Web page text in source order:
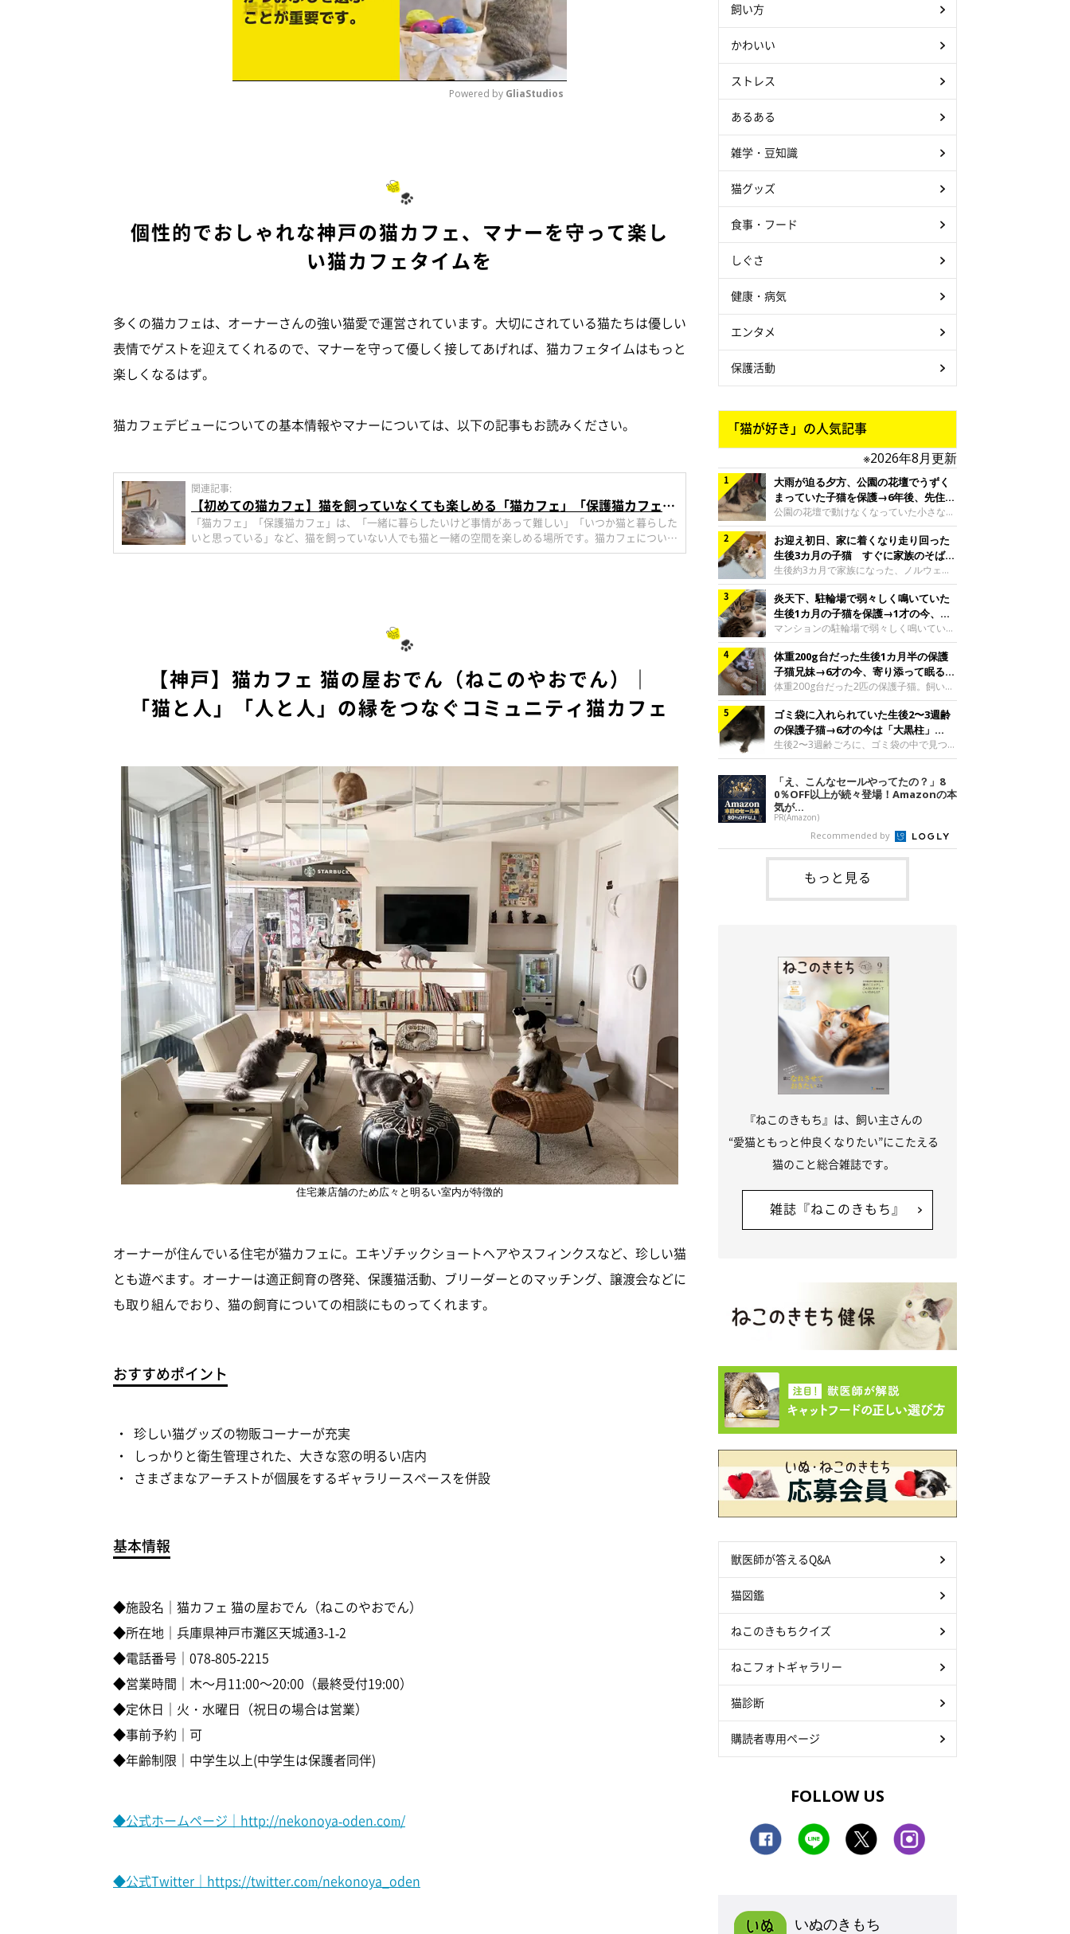
Powered by GliaStudios
個性的でおしゃれな神戸の猫カフェ、マナーを守って楽し
い猫カフェタイムを
多くの猫カフェは、オーナーさんの強い猫愛で運営されています。大切にされている猫たちは優しい
表情でゲストを迎えてくれるので、マナーを守って優しく接してあげれば、猫カフェタイムはもっと
楽しくなるはず。
猫カフェデビューについての基本情報やマナーについては、以下の記事もお読みください。
関連記事:
【初めての猫カフェ】猫を飼っていなくても楽しめる「猫カフェ」「保護猫カフェ」
とは？ 楽しく過ごすためのマナーも紹介
「猫カフェ」「保護猫カフェ」は、「一緒に暮らしたいけど事情があって難しい」「いつか猫と暮らした
いと思っている」など、猫を飼っていない人でも猫と一緒の空間を楽しめる場所です。猫カフェについて
の基本情報から楽しく過ごすためのマナーまで紹介します。
【神戸】猫カフェ 猫の屋おでん（ねこのやおでん）｜
「猫と人」「人と人」の縁をつなぐコミュニティ猫カフェ
住宅兼店舗のため広々と明るい室内が特徴的
オーナーが住んでいる住宅が猫カフェに。エキゾチックショートヘアやスフィンクスなど、珍しい猫
とも遊べます。オーナーは適正飼育の啓発、保護猫活動、ブリーダーとのマッチング、譲渡会などに
も取り組んでおり、猫の飼育についての相談にものってくれます。
おすすめポイント
珍しい猫グッズの物販コーナーが充実
しっかりと衛生管理された、大きな窓の明るい店内
さまざまなアーチストが個展をするギャラリースペースを併設
基本情報
◆施設名｜猫カフェ 猫の屋おでん（ねこのやおでん）
◆所在地｜兵庫県神戸市灘区天城通3-1-2
◆電話番号｜078-805-2215
◆営業時間｜木～月11:00～20:00（最終受付19:00）
◆定休日｜火・水曜日（祝日の場合は営業）
◆事前予約｜可
◆年齢制限｜中学生以上(中学生は保護者同伴)
◆公式ホームページ｜http://nekonoya-oden.com/
◆公式Twitter｜https://twitter.com/nekonoya_oden
飼い方
かわいい
ストレス
あるある
雑学・豆知識
猫グッズ
食事・フード
しぐさ
健康・病気
エンタメ
保護活動
「猫が好き」の人気記事
※2026年8月更新
大雨が迫る夕方、公園の花壇でうずく
まっていた子猫を保護→6年後、先住猫
と“姉妹”のような関係に
公園の花壇で動けなくなっていた小さな子
猫。家族に迎えられてから6年、先住猫と
の間には深い絆が育まれていました。保護
当時のティダちゃん。
@muumuu62197189紹介するのは、
X（旧Twitter）ユーザー
@muumuu62197189さんの愛猫・ティダ
ちゃん（取材時6才）の成長記録です。こ
ちらは、生後3カ月ごろのティダちゃん。
飼い主さんが出会ったのは、夜から大雨に
なると予報されていた日の夕方でした。花
壇で動けずにいた子猫保護したばかりのテ
ィダちゃん。@muumuu62197189飼い主
さんは、公園の
お迎え初日、家に着くなり走り回った
生後3カ月の子猫 すぐに家族のそばで
落ち着く姿に「迎えてよかった」
生後約3カ月で家族になった、ノルウェー
ジャンフォレストキャットの子猫。お迎え
翌日には、すでに家でくつろぐ様子を見せ
ていました。お迎え翌日、ベッドでうとう
とするむうちゃんお迎え翌日のむうちゃ
ん。@umimugi0304紹介するのは、
Instagramユーザー@umimugi0304さんの
愛猫・むうちゃん（撮影時、生後約3カ月
／ノルウェージャンフォレストキャッ
ト）。こちらは、お迎え翌日に撮影された
一枚。ゴハンをお腹いっぱい食べたむうち
ゃんは眠くなり、飼い主さん夫婦のベッド
でうとうとし始めたのだとか。飼い主さ
炎天下、駐輪場で弱々しく鳴いていた
生後1カ月の子猫を保護→1才の今、筋
肉質でツンデレなコに成長
マンションの駐輪場で弱々しく鳴いてい
た、生後1カ月ほどの子猫。家族に迎えら
れてから1年、体も行動も大きく成長しま
した。炎天下の駐輪場で鳴いていた小さな
子猫保護当時のモモちゃん。@Kingponzu
紹介するのは、X（旧Twitter）ユーザー
@Kingponzuさんの愛猫・モモちゃん（取
材時1才）の成長記録です。こちらは、モ
モちゃんが生後1カ月ごろに撮影された一
枚。飼い主さんの自宅マンションの駐輪場
です。子猫時代のモモちゃん。
@Kingponzuその日は気温が35℃を
体重200g台だった生後1カ月半の保護
子猫兄妹→6才の今、寄り添って眠る姿
にほっこり！
体重200g台だった2匹の保護子猫。飼い主
さんの家族になってから6年、ともに成長
するなかで、2匹の関係にも少しずつ変化
が見られました。家族になったばかりの小
さな兄妹猫（写真上から）妹猫・てんちゃ
ん、兄猫・ラムくん。@ten_ramu紹介す
@ten_ramuさんの愛猫・ラムくんとてん
ちゃん（ともに取材時6才）の成長記録で
す。この写真は、お迎えして間もない生後
1カ月半ごろの2匹。当時、ラムくんは260
グラム、てんちゃんは209グラムと、どち
らもとても小さな体でした。2匹
ゴミ袋に入れられていた生後2〜3週齢
の保護子猫→6才の今は「大黒柱」
に！ 美しい黒猫に成長した姿にグッ
とくる
生後2〜3週齢ごろに、ゴミ袋の中で見つか
った小さな命。ミルクから育てられたその
子猫は今、家族に欠かせない存在へと成長
しました。ゴミ袋の中で見つかった、ミニ
モグラのような子猫よちよち歩きをしてい
たころの、生後2〜3週齢ごろのドンちゃ
ん。@doddou_1今回紹介するのは、
X（旧Twitter）ユーザー@doddou_1さん
の愛猫・ドンちゃん（取材時、推定6才／
本名：ドミトリー・ドンスコイ）。ドンち
ゃんは、保護猫でした。ドンちゃんが見つ
かったのは、飼い主さんの姉の勤め先の敷
「え、こんなセールやってたの？」8
0％OFF以上が続々登場！Amazonの本
気が...
PR(Amazon)
Recommended by
もっと見る
『ねこのきもち』は、飼い主さんの
“愛猫ともっと仲良くなりたい”にこたえる
猫のこと総合雑誌です。
雑誌『ねこのきもち』
獣医師が答えるQ&A
猫図鑑
ねこのきもちクイズ
ねこフォトギャラリー
猫診断
購読者専用ページ
FOLLOW US
いぬのきもち